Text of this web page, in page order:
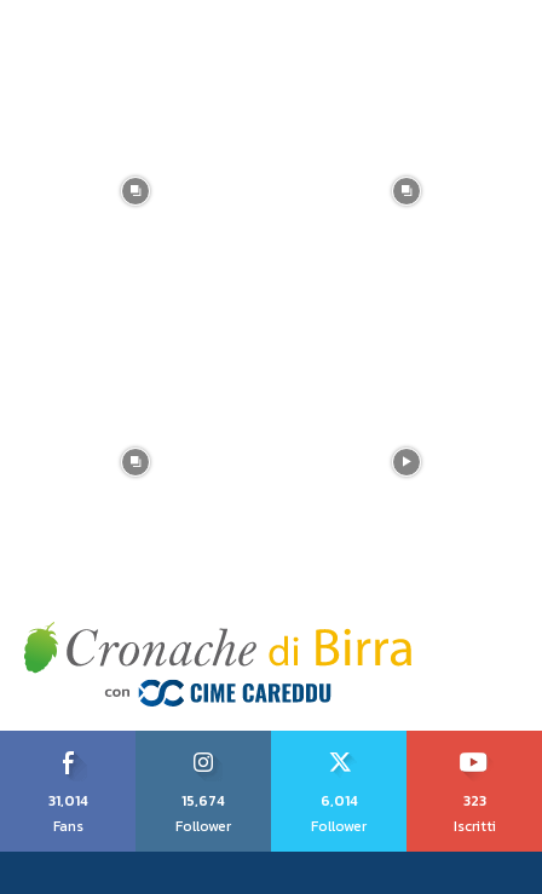
31,014
Fans
15,674
Follower
6,014
Follower
323
Iscritti